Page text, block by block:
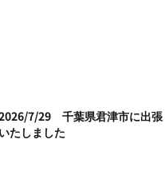
7/29 千葉県君津市に出張
いたしました